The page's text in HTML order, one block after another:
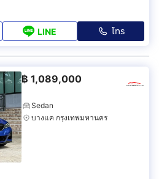
LINE โทร
฿ 1,089,000
Sedan
บางแค กรุงเทพมหานคร